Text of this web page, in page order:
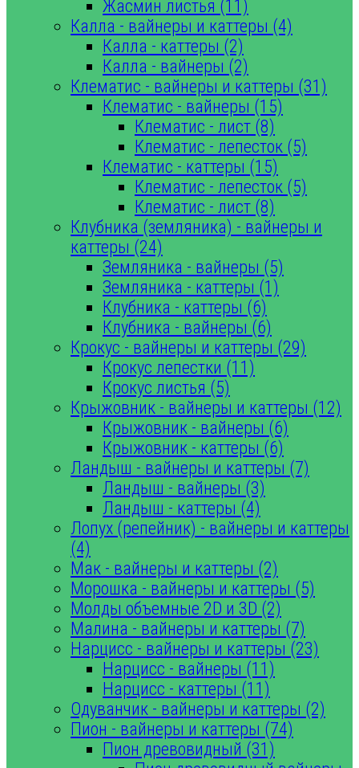
Жасмин листья (11)
Калла - вайнеры и каттеры (4)
Калла - каттеры (2)
Калла - вайнеры (2)
Клематис - вайнеры и каттеры (31)
Клематис - вайнеры (15)
Клематис - лист (8)
Клематис - лепесток (5)
Клематис - каттеры (15)
Клематис - лепесток (5)
Клематис - лист (8)
Клубника (земляника) - вайнеры и
каттеры (24)
Земляника - вайнеры (5)
Земляника - каттеры (1)
Клубника - каттеры (6)
Клубника - вайнеры (6)
Крокус - вайнеры и каттеры (29)
Крокус лепестки (11)
Крокус листья (5)
Крыжовник - вайнеры и каттеры (12)
Крыжовник - вайнеры (6)
Крыжовник - каттеры (6)
Ландыш - вайнеры и каттеры (7)
Ландыш - вайнеры (3)
Ландыш - каттеры (4)
Лопух (репейник) - вайнеры и каттеры
(4)
Мак - вайнеры и каттеры (2)
Морошка - вайнеры и каттеры (5)
Молды объемные 2D и 3D (2)
Малина - вайнеры и каттеры (7)
Нарцисс - вайнеры и каттеры (23)
Нарцисс - вайнеры (11)
Нарцисс - каттеры (11)
Одуванчик - вайнеры и каттеры (2)
Пион - вайнеры и каттеры (74)
Пион древовидный (31)